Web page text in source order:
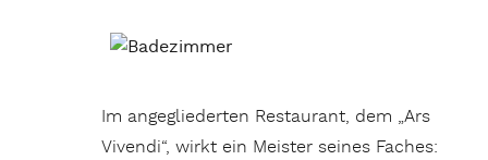
Im angegliederten Restaurant, dem „Ars
Vivendi“, wirkt ein Meister seines Faches: